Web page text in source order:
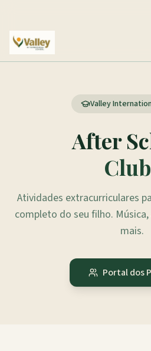
Valley
After
Atividades extracurriculares
completo do seu filho.
mais.
Portal dos